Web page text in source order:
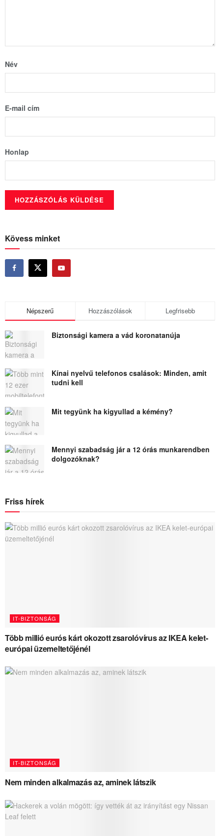
Név
E-mail cím
Honlap
Kövess minket
Népszerű Hozzászólások Legfrisebb
Biztonsági kamera a vád koronatanúja
Kínai nyelvű telefonos csalások: Minden, amit
tudni kell
Mit tegyünk ha kigyullad a kémény?
Mennyi szabadság jár a 12 órás munkarendben
dolgozóknak?
Friss hírek
IT-BIZTONSÁG
Több millió eurós kárt okozott zsarolóvírus az IKEA kelet-
európai üzemeltetőjénél
IT-BIZTONSÁG
Nem minden alkalmazás az, aminek látszik